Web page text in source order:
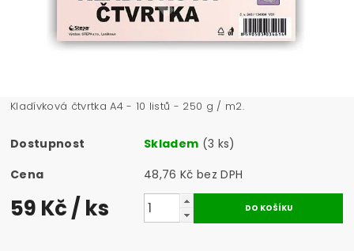
Kladívková čtvrtka A4 - 10 listů - 250 g / m2.
Dostupnost Skladem (3 ks)
Cena
48,76 Kč bez DPH
59 Kč/ ks